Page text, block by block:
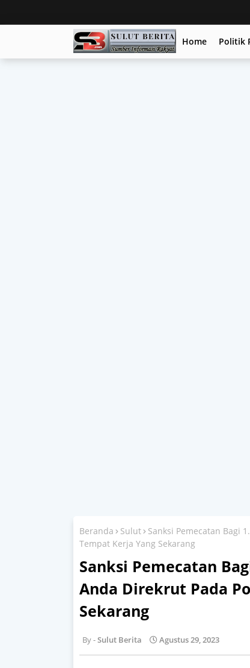
Home Politik
Beranda Sulut
Sanksi Pemecatan Bagi
Tempat Kerja Yang Sekarang
Sanksi Pemecatan
Anda Direkrut Pada
Sekarang
Sulut Berita Agustus 29, 2023